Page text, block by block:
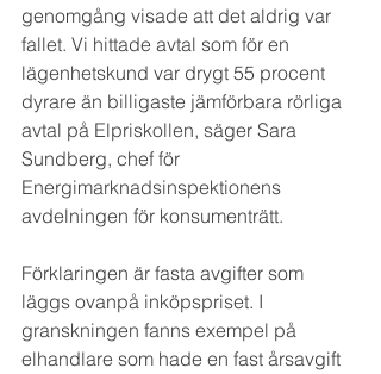
genomgång visade att det aldrig var
fallet. Vi hittade avtal som för en
lägenhetskund var drygt 55 procent
dyrare än billigaste jämförbara rörliga
avtal på Elpriskollen, säger Sara
Sundberg, chef för
Energimarknadsinspektionens
avdelningen för konsumenträtt.
Förklaringen är fasta avgifter som
läggs ovanpå inköpspriset. I
granskningen fanns exempel på
elhandlare som hade en fast årsavgift